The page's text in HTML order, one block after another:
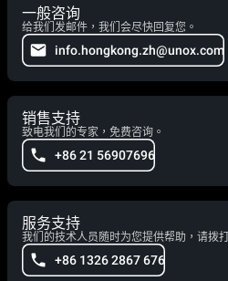
一般咨询
给我们发邮件，我们会尽快回复您。
info.hongkong.zh@unox.com
销售支持
致电我们的专家，免费咨询。
+86 21 56907696
服务支持
我们的技术人员随时为您提供帮助，请拨
+86 1326 2867 676